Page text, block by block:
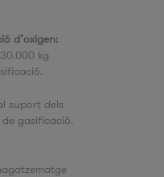
d’oxigen:
kg
suport dels
gasificació.